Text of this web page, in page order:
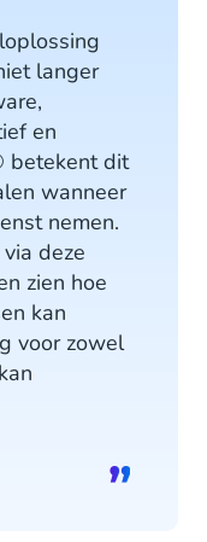
langer
en
betekent dit
wanneer
nemen.
deze
zien hoe
kan
voor zowel